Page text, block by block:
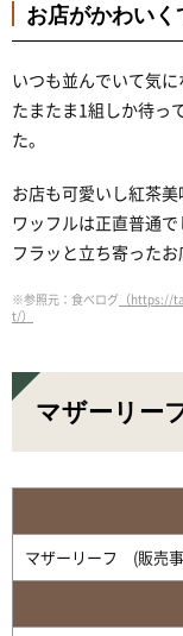
お店がかわい
いつも並んでいて気に
たまたま1組しか待っ
た。
お店も可愛いし紅茶美
ワッフルは正直普通
フラッと立ち寄った
※参照元：食べログ （https://
t/）
マザーリー
マザーリーフ (販売